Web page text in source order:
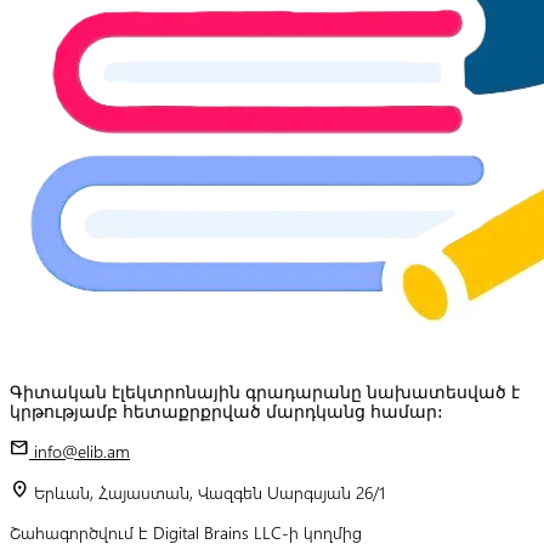
Գիտական էլեկտրոնային գրադարանը նախատեսված է
կրթությամբ հետաքրքրված մարդկանց համար:
mail info@elib.am
location_on Երևան, Հայաստան, Վազգեն Սարգսյան 26/1
Շահագործվում է Digital Brains LLC-ի կողմից